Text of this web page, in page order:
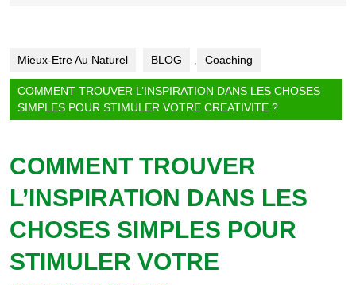
Mieux-Etre Au Naturel BLOG Coaching
COMMENT TROUVER L’INSPIRATION DANS LES CHOSES
SIMPLES POUR STIMULER VOTRE CREATIVITE ?
COMMENT TROUVER
L’INSPIRATION DANS LES
CHOSES SIMPLES POUR
STIMULER VOTRE